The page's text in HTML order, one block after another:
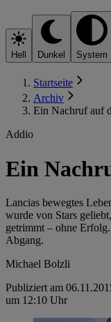
Hell Dunkel System
Startseite
Archiv
Ein Nachruf auf
Addio
Ein
Lancias bewegtes
wurde von Stars
getrimmt – ohne
Abgang.
Michael Bolzli
Publiziert am
um 12:10 Uhr